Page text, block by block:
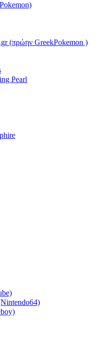
(πρώην GreekPokemon )
Pearl